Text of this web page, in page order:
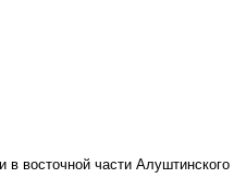
восточной части Алуштинского